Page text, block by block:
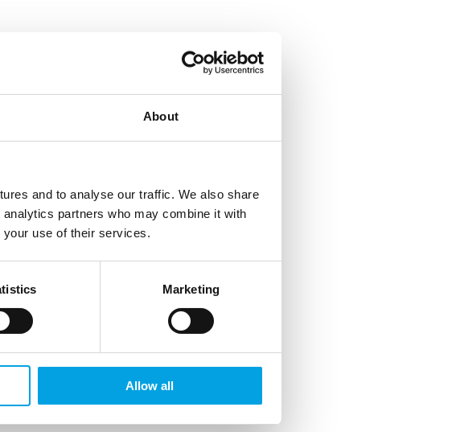
About
and to analyse our traffic. We also share
partners who may combine it with
your use of their services.
Marketing
Allow all